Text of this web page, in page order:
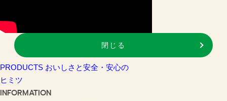
閉じる
PRODUCTS おいしさと安全・安心の
ヒミツ
INFORMATION